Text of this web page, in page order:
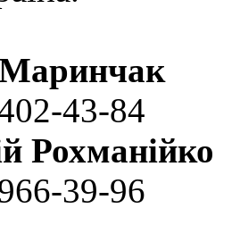
Маринчак
43-84
Рохманійко
39-96